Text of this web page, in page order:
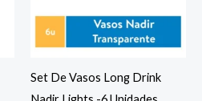
Set De Vasos Long Drink